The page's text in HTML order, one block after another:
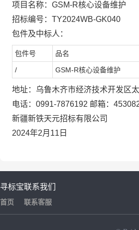
项目名称： GSM-R核心设备维护
招标编号： TY2024WB-GK040
包件及中标人：
包件号 品名
/ GSM-R核心设备维护
地址： 乌鲁木齐市经济技术开发区
电话： 0991-7876192 邮箱：
新疆新铁天元招标有限公司
2024年2月 11 日
寻标宝
首页
联系我们
联系客服